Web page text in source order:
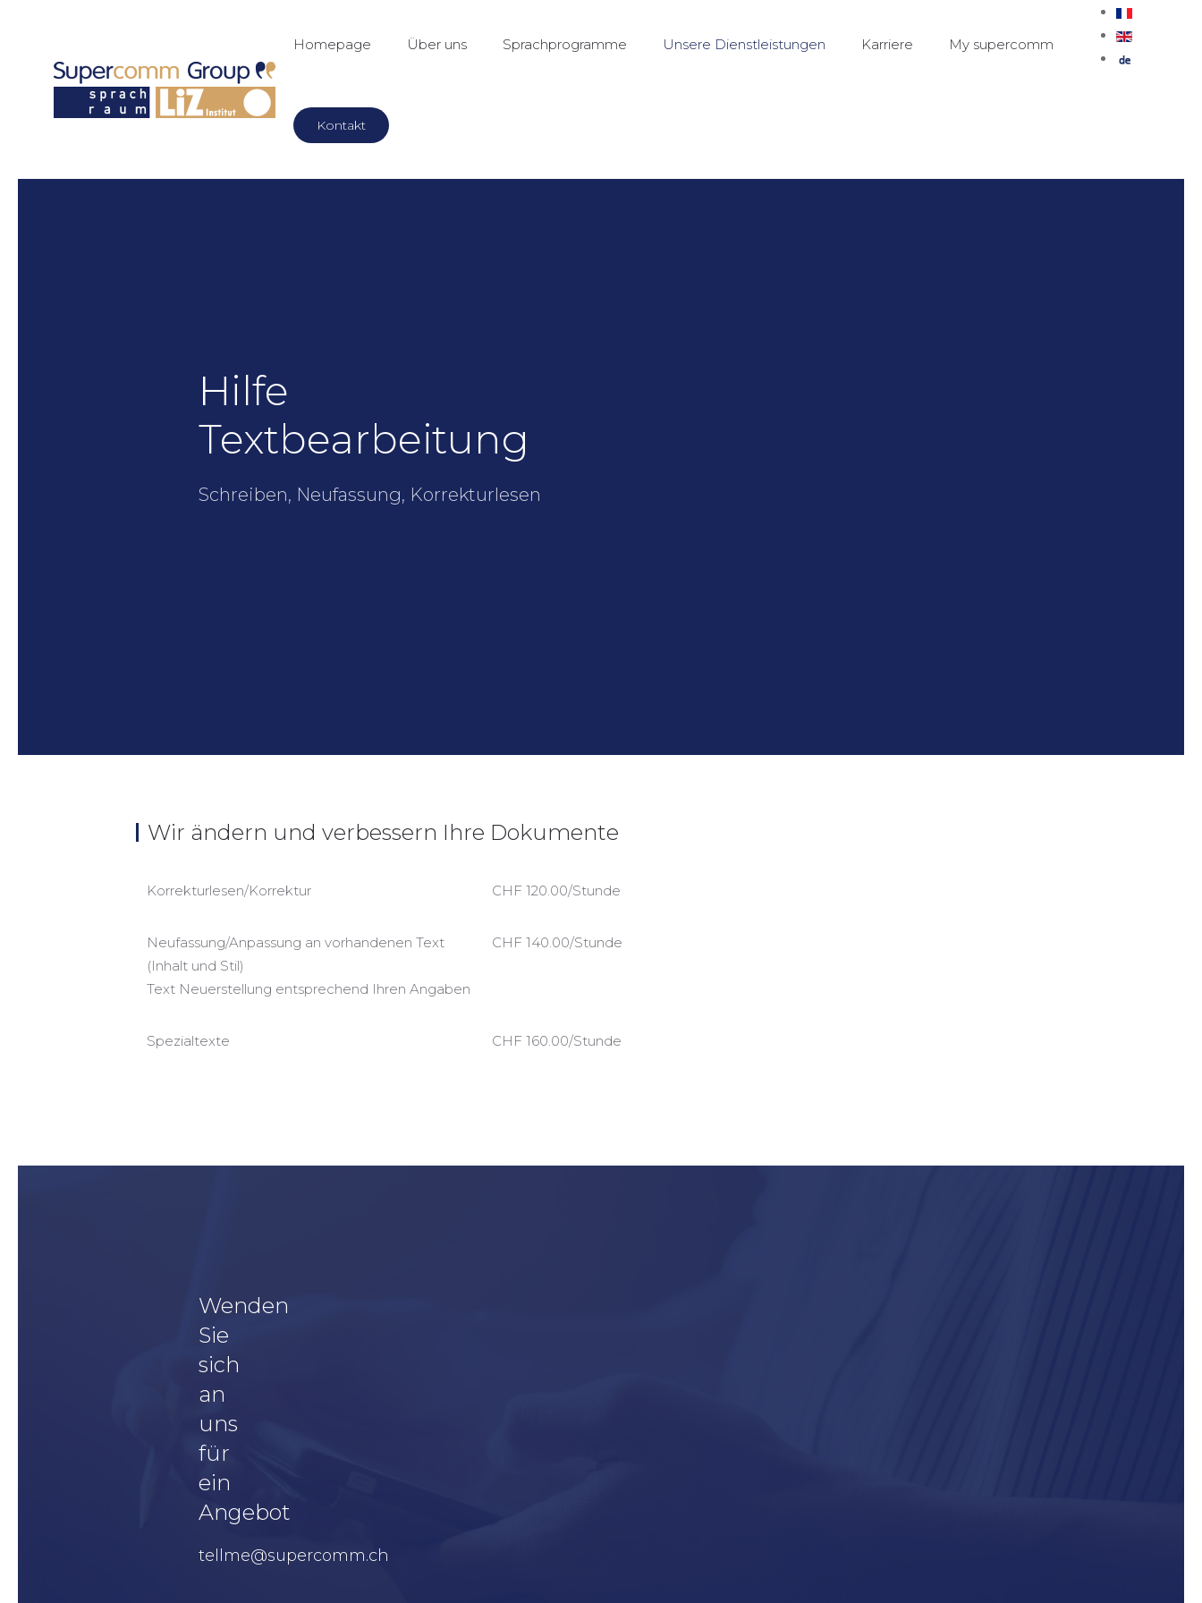
Homepage Über uns Sprachprogramme Unsere Dienstleistungen Karriere My supercomm
Kontakt
Hilfe
Textbearbeitung
Schreiben, Neufassung, Korrekturlesen
Wir ändern und verbessern Ihre Dokumente
Korrekturlesen/Korrektur CHF 120.00/Stunde
Neufassung/Anpassung an vorhandenen Text
(Inhalt und Stil)
Text Neuerstellung entsprechend Ihren Angaben
CHF 140.00/Stunde
Spezialtexte CHF 160.00/Stunde
Wenden
Sie
sich
an
uns
für
ein
Angebot
tellme@supercomm.ch